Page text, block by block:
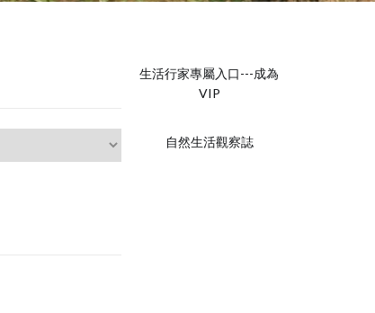
生活行家專屬入口---成為
VIP
自然生活觀察誌